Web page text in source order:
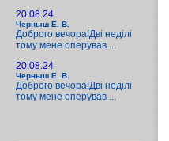
20.08.24
Черныш Е. В.
Доброго вечора!Дві неділі
тому мене оперував ...
20.08.24
Черныш Е. В.
Доброго вечора!Дві неділі
тому мене оперував ...